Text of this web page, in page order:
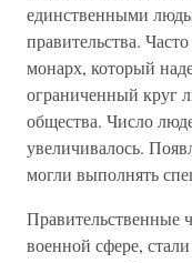
единственными
правительства.
монарх, который
ограниченный круг
общества. Число
увеличивалось.
могли выполнять
Правительственные
военной сфере,